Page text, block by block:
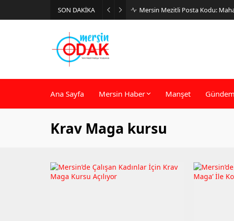
SON DAKİKA Mersin Mezitli Posta Kodu:
Ana Sayfa Mersin Haber Manşet Gündem
Krav Maga kursu